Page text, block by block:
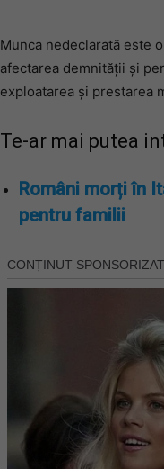
Munca nedeclarată este
afectarea demnității și
exploatarea și prestarea
Te-ar mai putea
Români morți în
pentru familii